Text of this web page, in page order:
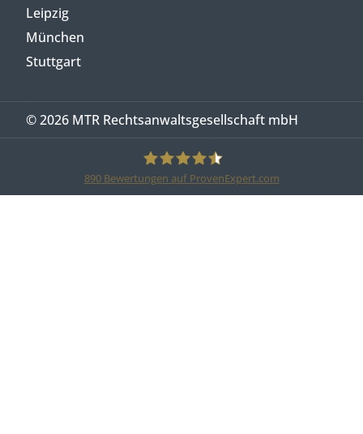
Leipzig
München
Stuttgart
© 2026 MTR Rechtsanwaltsgesellschaft mbH
890Bewertungen auf ProvenExpert.com